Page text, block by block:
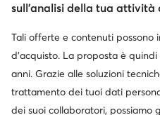
Cambia
©
sull’analisi della tua attività
Tali offerte e contenuti possono
d’acquisto. La proposta è
anni. Grazie alle soluzioni
trattamento dei tuoi dati
dei suoi collaboratori, possiamo